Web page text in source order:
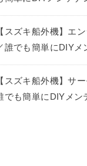
スズキ船外機】エ
誰でも簡単にDIYメ
スズキ船外機】サ
でも簡単にDIYメン